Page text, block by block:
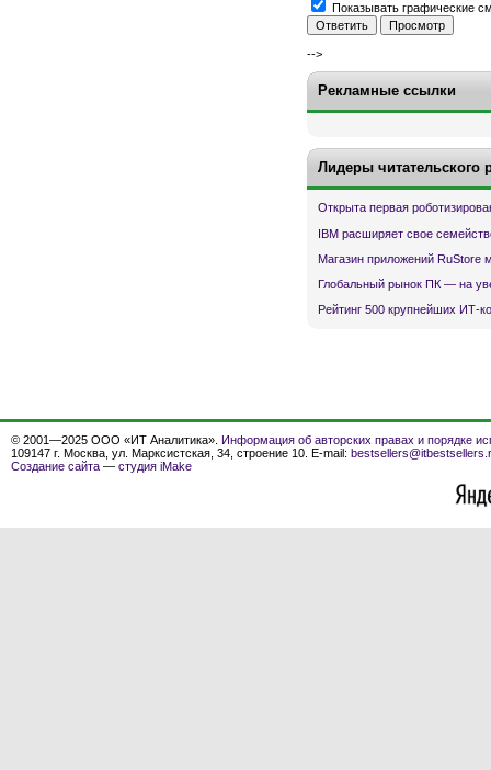
Показывать графические
-->
Рекламные ссылки
Лидеры читательского
Открыта первая
IBM расширяет свое
Магазин приложений RuStore
Глобальный рынок ПК — на
Рейтинг 500 крупнейших ИТ-
© 2001—2025 ООО «ИТ Аналитика». Информация об авторских правах и порядке
109147 г. Москва, ул. Марксистская, 34, строение 10. E-mail:
Создание сайта — студия iMake